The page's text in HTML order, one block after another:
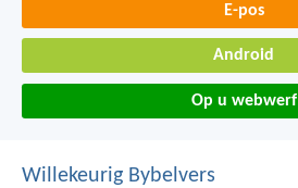
E-pos
Android
Op u webwerf
Willekeurig Bybelvers